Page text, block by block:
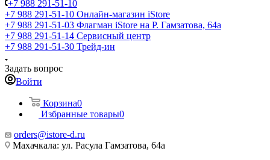
+7 988 291-51-10
+7 988 291-51-10 Онлайн-магазин iStore
+7 988 291-51-03 Флагман iStore на Р. Гамзатова, 64а
+7 988 291-51-14 Сервисный центр
+7 988 291-51-30 Трейд-ин
Задать вопрос
Войти
Корзина0
Избранные товары0
orders@istore-d.ru
Махачкала: ул. Расула Гамзатова, 64а